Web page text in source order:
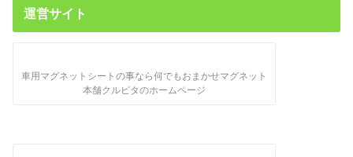
運営サイト
車用マグネットシートの事なら何でもおまかせマグネット
本舗クルピタのホームページ